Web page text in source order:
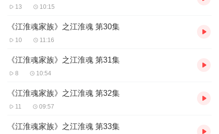
13 10:15
《江淮魂家族》之江淮魂 第30集
10 11:16
《江淮魂家族》之江淮魂 第31集
8 10:54
《江淮魂家族》之江淮魂 第32集
11 09:57
《江淮魂家族》之江淮魂 第33集